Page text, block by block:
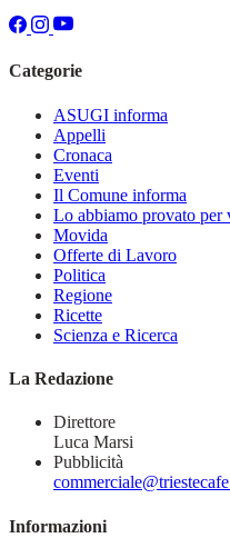
Categorie
ASUGI informa
Appelli
Cronaca
Eventi
Il Comune informa
Lo abbiamo provato per
Movida
Offerte di Lavoro
Politica
Regione
Ricette
Scienza e Ricerca
La Redazione
Direttore
Luca Marsi
Pubblicità
Informazioni